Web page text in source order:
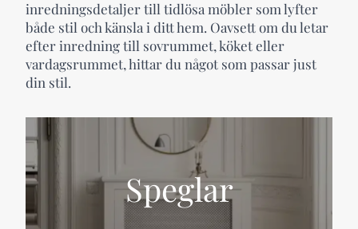
Speglar
inredningsdetaljer till tidlösa möbler som lyfter
både stil och känsla i ditt hem. Oavsett om du letar
efter inredning till sovrummet, köket eller
vardagsrummet, hittar du något som passar just
din stil.